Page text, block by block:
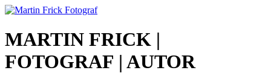
MARTIN FRICK |
FOTOGRAF | AUTOR